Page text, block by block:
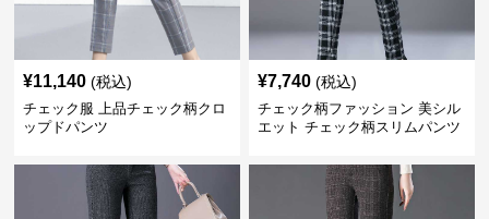
¥11,140 (税込)
チェック服 上品チェック柄クロ
ップドパンツ
¥7,740 (税込)
チェック柄ファッション 美シル
エット チェック柄スリムパンツ